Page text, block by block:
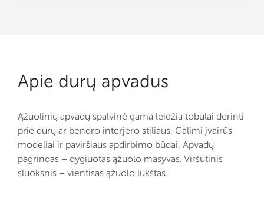
Apie durų apvadus
Ąžuolinių apvadų spalvinė gama leidžia tobulai derinti
prie durų ar bendro interjero stiliaus. Galimi įvairūs
modeliai ir paviršiaus apdirbimo būdai. Apvadų
pagrindas – dygiuotas ąžuolo masyvas. Viršutinis
sluoksnis – vientisas ąžuolo lukštas.